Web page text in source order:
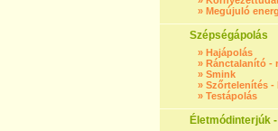
» Megújuló
Szépségápolás
» Hajápolás
» Ránctalanító -
» Smink
» Szőrtelenítés -
» Testápolás
Életmódinterjúk